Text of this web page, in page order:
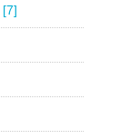
[7]